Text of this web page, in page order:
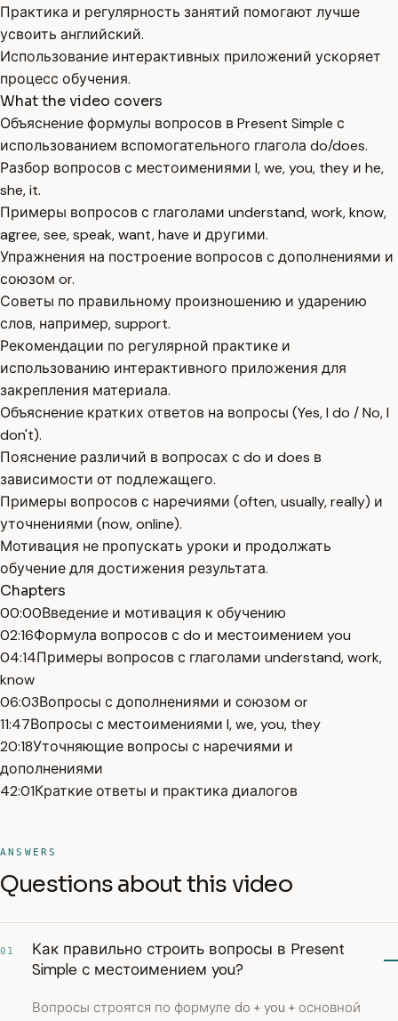
Практика и регулярность занятий помогают лучше
усвоить английский.
Использование интерактивных приложений ускоряет
процесс обучения.
What the video covers
Объяснение формулы вопросов в Present Simple с
использованием вспомогательного глагола do/does.
Разбор вопросов с местоимениями I, we, you, they и he,
she, it.
Примеры вопросов с глаголами understand, work, know,
agree, see, speak, want, have и другими.
Упражнения на построение вопросов с дополнениями и
союзом or.
Советы по правильному произношению и ударению
слов, например, support.
Рекомендации по регулярной практике и
использованию интерактивного приложения для
закрепления материала.
Объяснение кратких ответов на вопросы (Yes, I do / No, I
don't).
Пояснение различий в вопросах с do и does в
зависимости от подлежащего.
Примеры вопросов с наречиями (often, usually, really) и
уточнениями (now, online).
Мотивация не пропускать уроки и продолжать
обучение для достижения результата.
Chapters
00:00Введение и мотивация к обучению
02:16Формула вопросов с do и местоимением you
04:14Примеры вопросов с глаголами understand, work,
know
06:03Вопросы с дополнениями и союзом or
11:47Вопросы с местоимениями I, we, you, they
20:18Уточняющие вопросы с наречиями и
дополнениями
42:01Краткие ответы и практика диалогов
ANSWERS
Questions about this video
01
Как правильно строить вопросы в Present
Simple с местоимением you?
Вопросы строятся по формуле do + you + основной